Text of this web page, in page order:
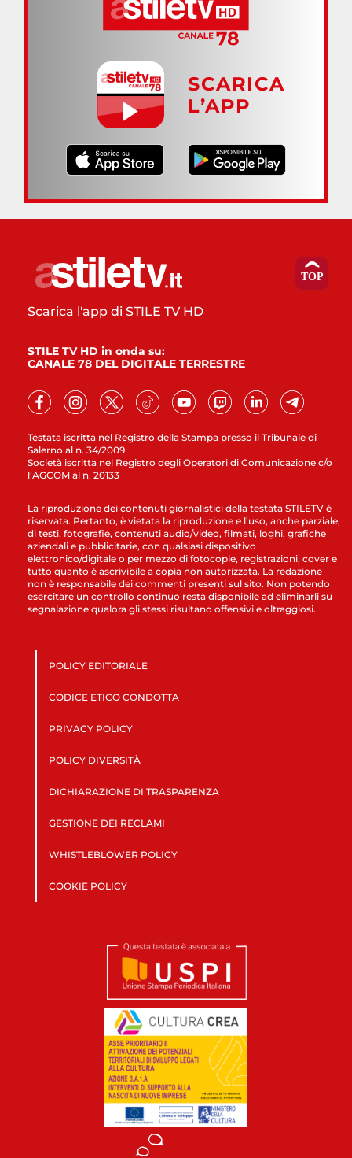
SCARICA
L’APP
Testata iscritta nel Registro della Stampa presso il Tribunale di
Salerno al n. 34/2009
Società iscritta nel Registro degli Operatori di Comunicazione c/o
l’AGCOM al n. 20133
Scarica l'app di STILE TV HD
STILE TV HD in onda su:
CANALE 78 DEL DIGITALE TERRESTRE
La riproduzione dei contenuti giornalistici della testata STILETV è
riservata. Pertanto, è vietata la riproduzione e l’uso, anche parziale,
di testi, fotografie, contenuti audio/video, filmati, loghi, grafiche
aziendali e pubblicitarie, con qualsiasi dispositivo
elettronico/digitale o per mezzo di fotocopie, registrazioni, cover e
tutto quanto è ascrivibile a copia non autorizzata. La redazione
non è responsabile dei commenti presenti sul sito. Non potendo
esercitare un controllo continuo resta disponibile ad eliminarli su
segnalazione qualora gli stessi risultano offensivi e oltraggiosi.
POLICY EDITORIALE
CODICE ETICO CONDOTTA
PRIVACY POLICY
POLICY DIVERSITÀ
DICHIARAZIONE DI TRASPARENZA
GESTIONE DEI RECLAMI
WHISTLEBLOWER POLICY
COOKIE POLICY